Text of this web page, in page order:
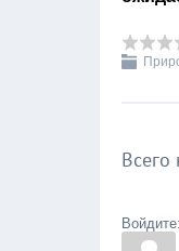
Всего
Войдите: